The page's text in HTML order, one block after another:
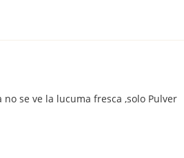
se ve la lucuma fresca ,solo Pulver